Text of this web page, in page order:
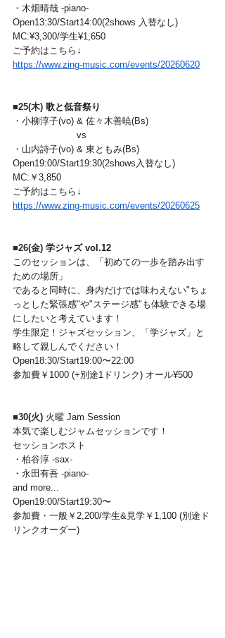
・木畑晴哉 -piano-
Open13:30/Start14:00(2shows 入替なし)
MC:¥3,300/学生¥1,650
ご予約はこちら↓
https://www.zing-music.com/events/20260620
■25(木) 歌と低音祭り
・小柳淳子(vo) & 佐々木善暁(Bs)
vs
・山内詩子(vo) & 東ともみ(Bs)
Open19:00/Start19:30(2shows入替なし)
MC:￥3,850
ご予約はこちら↓
https://www.zing-music.com/events/20260625
■26(金) 学ジャズ vol.12
このセッションは、「初めての一歩を踏み出す
ための場所」
であると同時に、身内だけでは味わえない"ちょ
っとした緊張感"や"ステージ感"も体験できる場
にしたいと考えています！
学生限定！ジャズセッション、「学ジャズ」と
略して親しんでください！
Open18:30/Start19:00〜22:00
参加費￥1000 (+別途1ドリンク) オール¥500
■30(火) 火曜 Jam Session
本気で楽しむジャムセッションです！
セッションホスト
・柏谷淳 -sax-
・永田有吾 -piano-
and more...
Open19:00/Start19:30〜
参加費・一般￥2,200/学生&見学￥1,100 (別途ド
リンクオーダー)